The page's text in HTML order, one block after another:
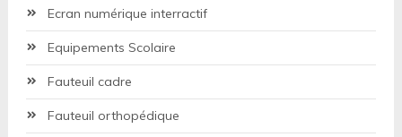
Ecran numérique interractif
Equipements Scolaire
Fauteuil cadre
Fauteuil orthopédique